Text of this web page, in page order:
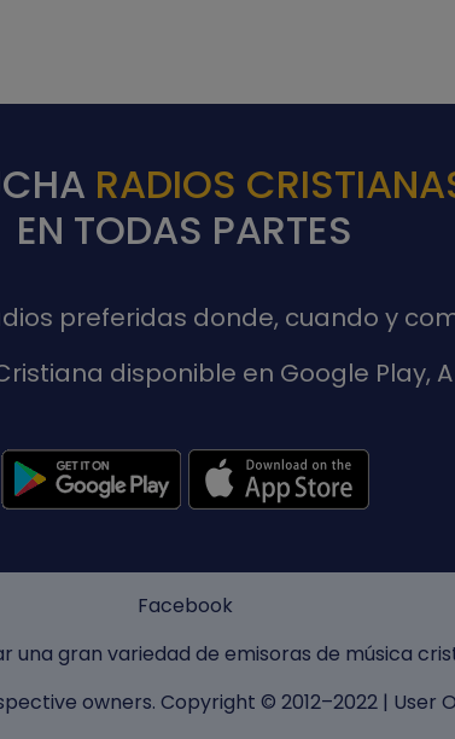
RADIOS
EN TODAS PARTES
preferidas donde, cuando y
disponible en Google Play,
Facebook
una gran variedad de emisoras de música
owners. Copyright © 2012–2022 | User